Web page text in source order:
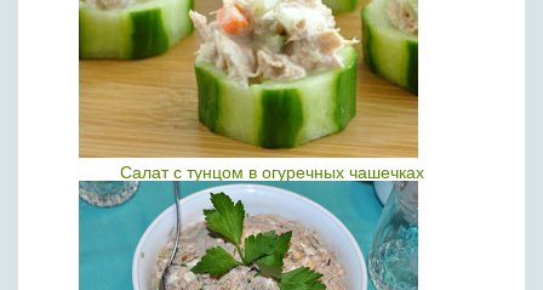
Салат с тунцом в огуречных чашечках